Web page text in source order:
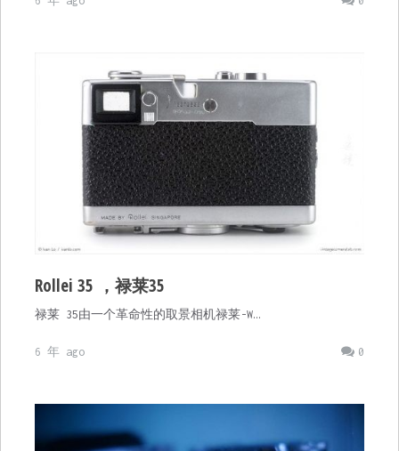
Rollei 35 ，禄莱35
禄莱 35由一个革命性的取景相机禄莱-W…
0
6 年 ago